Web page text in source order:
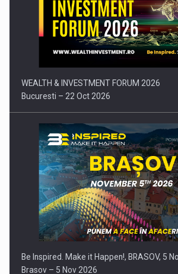
Comunicat de presa: Joburile part-time
WEALTH & INVESTMENT FORUM 2026
Bucuresti – 22 Oct 2026
Be Inspired. Make it Happen!, BRASOV, 5
Brasov – 5 Nov 2026